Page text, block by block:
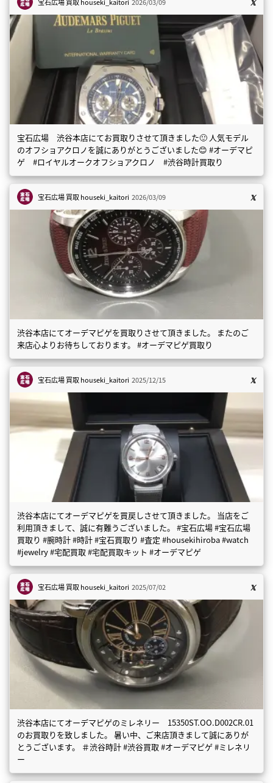
宝石広場 渋谷本店にてお買取りさせて頂きました🙂 人気モデル
のオフショアクロノを誠にありがとうございました😊 #オーデマピ
ゲ #ロイヤルオークオフショアクロノ #渋谷時計買取り
宝石広場 買取houseki_kaitori 2026/03/09
渋谷本店にてオーデマピゲを買取りさせて頂きました。 またのご
来店心よりお待ちしております。 #オーデマピゲ買取り
宝石広場 買取houseki_kaitori 2025/12/15
渋谷本店にてオーデマピゲを買戻しさせて頂きました。 当店をご
利用頂きまして、誠に有難うございました。 #宝石広場 #宝石広場
買取り #腕時計 #時計 #宝石買取り #査定 #housekihiroba #watch
#jewelry #宅配買取 #宅配買取キット #オーデマピゲ
宝石広場 買取houseki_kaitori 2025/07/02
渋谷本店にてオーデマピゲのミレネリー 15350ST.OO.D002CR.01
のお買取りを致しました。 暑い中、ご来店頂きまして誠にありが
とうございます。 ＃渋谷時計 #渋谷買取 #オーデマピゲ #ミレネリ
ー